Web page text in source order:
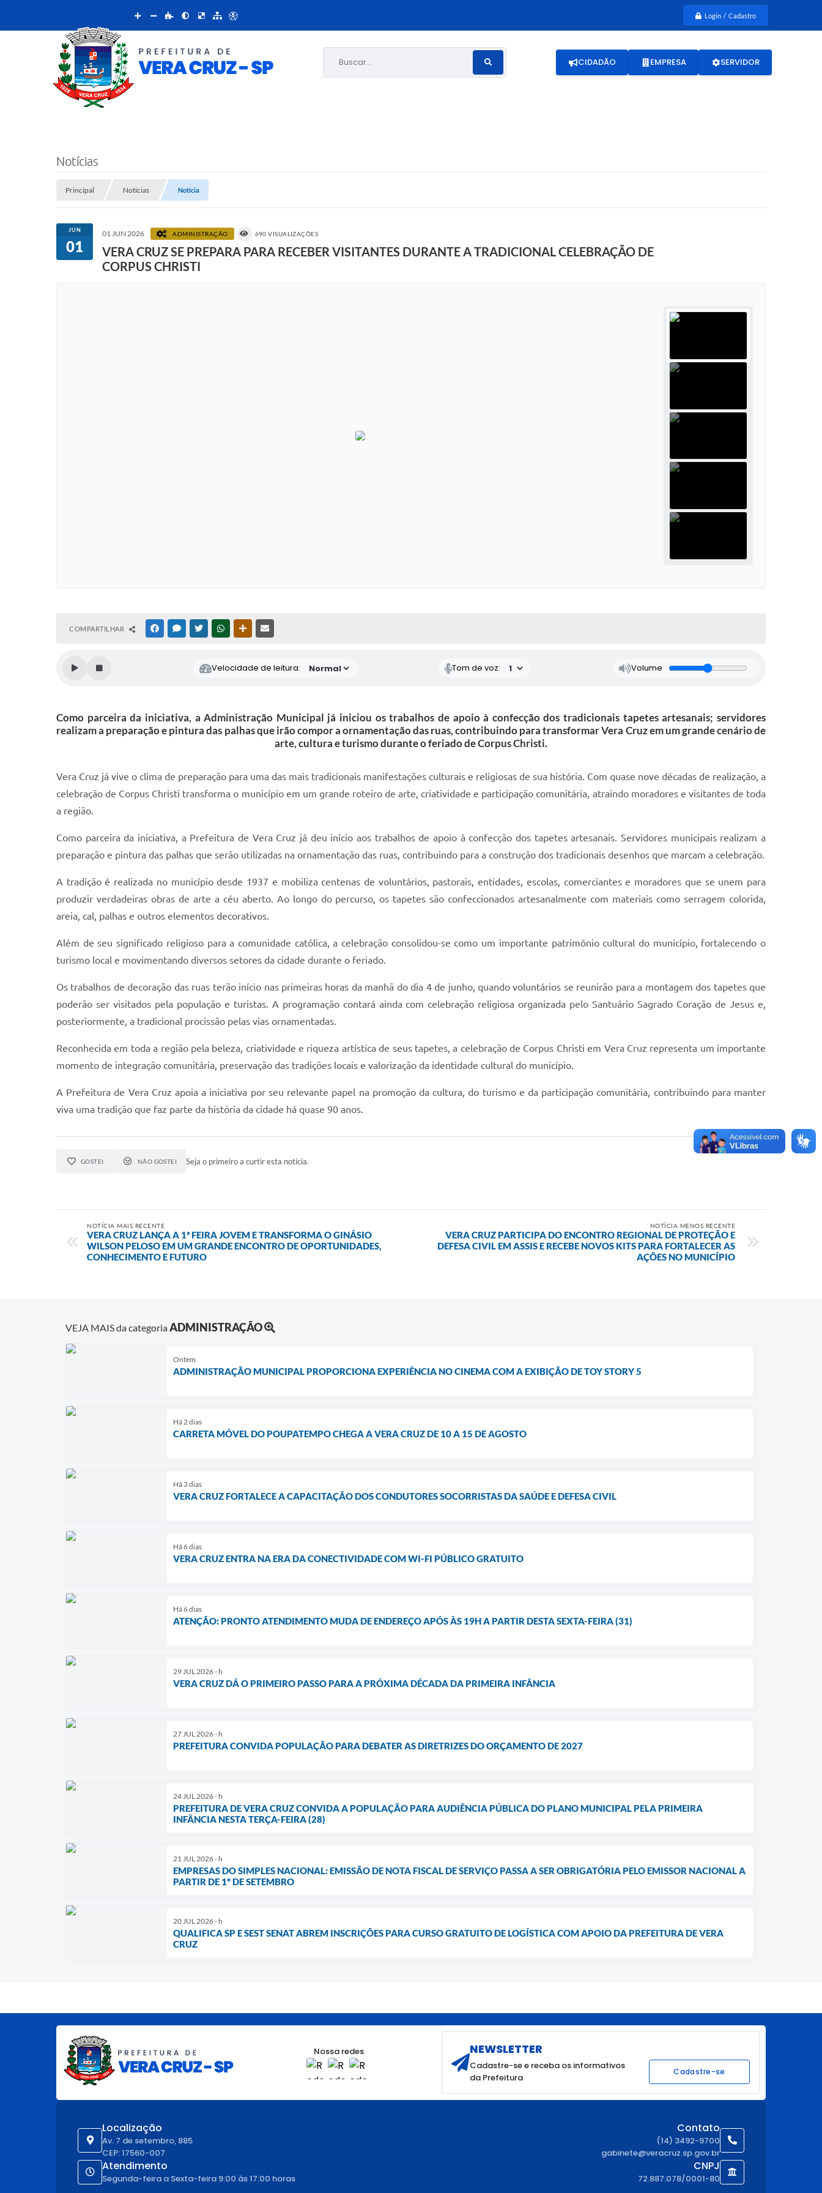
Login / Cadastro
Buscar... CIDADÃO EMPRESA SERVIDOR
Notícias
Principal Notícias Notícia
JUN
01
01 JUN 2026 ADMINISTRAÇÃO 690 VISUALIZAÇÕES
VERA CRUZ SE PREPARA PARA RECEBER VISITANTES DURANTE A TRADICIONAL CELEBRAÇÃO DE
CORPUS CHRISTI
COMPARTILHAR FACEBOOKMESSENGER
TWITTERWHATSAPPOUTRAS MÍDIAS
Velocidade de leitura: Tom de voz: Volume
Como parceira da iniciativa, a Administração Municipal já iniciou os trabalhos de apoio à confecção dos tradicionais tapetes artesanais; servidores
realizam a preparação e pintura das palhas que irão compor a ornamentação das ruas, contribuindo para transformar Vera Cruz em um grande cenário de
arte, cultura e turismo durante o feriado de Corpus Christi.
Vera Cruz já vive o clima de preparação para uma das mais tradicionais manifestações culturais e religiosas de sua história. Com quase nove décadas de realização, a
celebração de Corpus Christi transforma o município em um grande roteiro de arte, criatividade e participação comunitária, atraindo moradores e visitantes de toda
a região.
Como parceira da iniciativa, a Prefeitura de Vera Cruz já deu início aos trabalhos de apoio à confecção dos tapetes artesanais. Servidores municipais realizam a
preparação e pintura das palhas que serão utilizadas na ornamentação das ruas, contribuindo para a construção dos tradicionais desenhos que marcam a celebração.
A tradição é realizada no município desde 1937 e mobiliza centenas de voluntários, pastorais, entidades, escolas, comerciantes e moradores que se unem para
produzir verdadeiras obras de arte a céu aberto. Ao longo do percurso, os tapetes são confeccionados artesanalmente com materiais como serragem colorida,
areia, cal, palhas e outros elementos decorativos.
Além de seu significado religioso para a comunidade católica, a celebração consolidou-se como um importante patrimônio cultural do município, fortalecendo o
turismo local e movimentando diversos setores da cidade durante o feriado.
Os trabalhos de decoração das ruas terão início nas primeiras horas da manhã do dia 4 de junho, quando voluntários se reunirão para a montagem dos tapetes que
poderão ser visitados pela população e turistas. A programação contará ainda com celebração religiosa organizada pelo Santuário Sagrado Coração de Jesus e,
posteriormente, a tradicional procissão pelas vias ornamentadas.
Reconhecida em toda a região pela beleza, criatividade e riqueza artística de seus tapetes, a celebração de Corpus Christi em Vera Cruz representa um importante
momento de integração comunitária, preservação das tradições locais e valorização da identidade cultural do município.
A Prefeitura de Vera Cruz apoia a iniciativa por seu relevante papel na promoção da cultura, do turismo e da participação comunitária, contribuindo para manter
viva uma tradição que faz parte da história da cidade há quase 90 anos.
GOSTEI NÃO GOSTEI Seja o primeiro a curtir esta notícia.
NOTÍCIA MAIS RECENTE
VERA CRUZ LANÇA A 1ª FEIRA JOVEM E TRANSFORMA O GINÁSIO
WILSON PELOSO EM UM GRANDE ENCONTRO DE OPORTUNIDADES,
CONHECIMENTO E FUTURO
NOTÍCIA MENOS RECENTE
VERA CRUZ PARTICIPA DO ENCONTRO REGIONAL DE PROTEÇÃO E
DEFESA CIVIL EM ASSIS E RECEBE NOVOS KITS PARA FORTALECER AS
AÇÕES NO MUNICÍPIO
VEJA MAIS da categoriaADMINISTRAÇÃO
Ontem
ADMINISTRAÇÃO MUNICIPAL PROPORCIONA EXPERIÊNCIA NO CINEMA COM A EXIBIÇÃO DE TOY STORY 5
Há 2 dias
CARRETA MÓVEL DO POUPATEMPO CHEGA A VERA CRUZ DE 10 A 15 DE AGOSTO
Há 3 dias
VERA CRUZ FORTALECE A CAPACITAÇÃO DOS CONDUTORES SOCORRISTAS DA SAÚDE E DEFESA CIVIL
Há 6 dias
VERA CRUZ ENTRA NA ERA DA CONECTIVIDADE COM WI-FI PÚBLICO GRATUITO
Há 6 dias
ATENÇÃO: PRONTO ATENDIMENTO MUDA DE ENDEREÇO APÓS ÀS 19H A PARTIR DESTA SEXTA-FEIRA (31)
29 JUL 2026 - h
VERA CRUZ DÁ O PRIMEIRO PASSO PARA A PRÓXIMA DÉCADA DA PRIMEIRA INFÂNCIA
27 JUL 2026 - h
PREFEITURA CONVIDA POPULAÇÃO PARA DEBATER AS DIRETRIZES DO ORÇAMENTO DE 2027
24 JUL 2026 - h
PREFEITURA DE VERA CRUZ CONVIDA A POPULAÇÃO PARA AUDIÊNCIA PÚBLICA DO PLANO MUNICIPAL PELA PRIMEIRA
INFÂNCIA NESTA TERÇA-FEIRA (28)
21 JUL 2026 - h
EMPRESAS DO SIMPLES NACIONAL: EMISSÃO DE NOTA FISCAL DE SERVIÇO PASSA A SER OBRIGATÓRIA PELO EMISSOR NACIONAL A
PARTIR DE 1º DE SETEMBRO
20 JUL 2026 - h
QUALIFICA SP E SEST SENAT ABREM INSCRIÇÕES PARA CURSO GRATUITO DE LOGÍSTICA COM APOIO DA PREFEITURA DE VERA
CRUZ
Localização
Av. 7 de setembro, 885
CEP: 17560-007
Contato
(14) 3492-9700
gabinete@veracruz.sp.gov.br
Atendimento
Segunda-feira a Sexta-feira 9:00 às 17:00 horas
CNPJ
72.887.078/0001-80
Nossa redes NEWSLETTER
Cadastre-se e receba os informativos
da Prefeitura
Cadastre-se